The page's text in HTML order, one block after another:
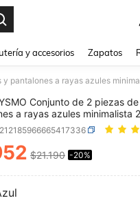
y accesorios Zapatos
Conjunto de 2 piezas
a rayas azules minimalista
verano casual para mujer
AND
$21.190 -20%